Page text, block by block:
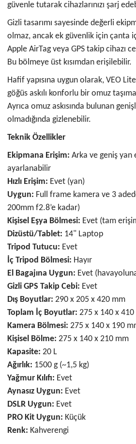
güvenle tutarak cihazlarınızı şarj
Gizli tasarımı sayesinde değerli
olmaz, ancak ek güvenlik için çanta
Apple AirTag veya GPS takip cihazı
Bu bölmeye üst kısımdan erişilebilir.
Hafif yapısına uygun olarak, VEO
göğüs askılı konforlu bir omuz
Ayrıca omuz askısında bulunan
olmadığında gizlenebilir.
Teknik Özellikler
Ekipmana Erişim: Arka ve geniş yan
ayarlanabilir
Hızlı Erişim: Evet (yan)
Uygun: Full frame kamera ve 3
200mm f2.8’e kadar)
Kişisel Eşya Bölmesi: Evet (tam
Dizüstü/Tablet: 14" Laptop
Tripod Tutucu: Evet
İç Tripod Bölmesi: Hayır
El Bagajına Uygun: Evet
Gizli GPS Takip Cebi: Evet
Dış Boyutlar: 290 x 205 x 420 mm
Toplam İç Boyutlar: 275 x 140 x
Kamera Bölmesi: 275 x 140 x 190
Kişisel Bölme: 275 x 140 x 210 mm
Kapasite: 20 L
Ağırlık: 1500 g (~1,5 kg)
Yağmur Kılıfı: Evet
Aynasız Uygun: Evet
DSLR Uygun: Evet
PRO Kit Uygun: Küçük
Renk: Kahverengi